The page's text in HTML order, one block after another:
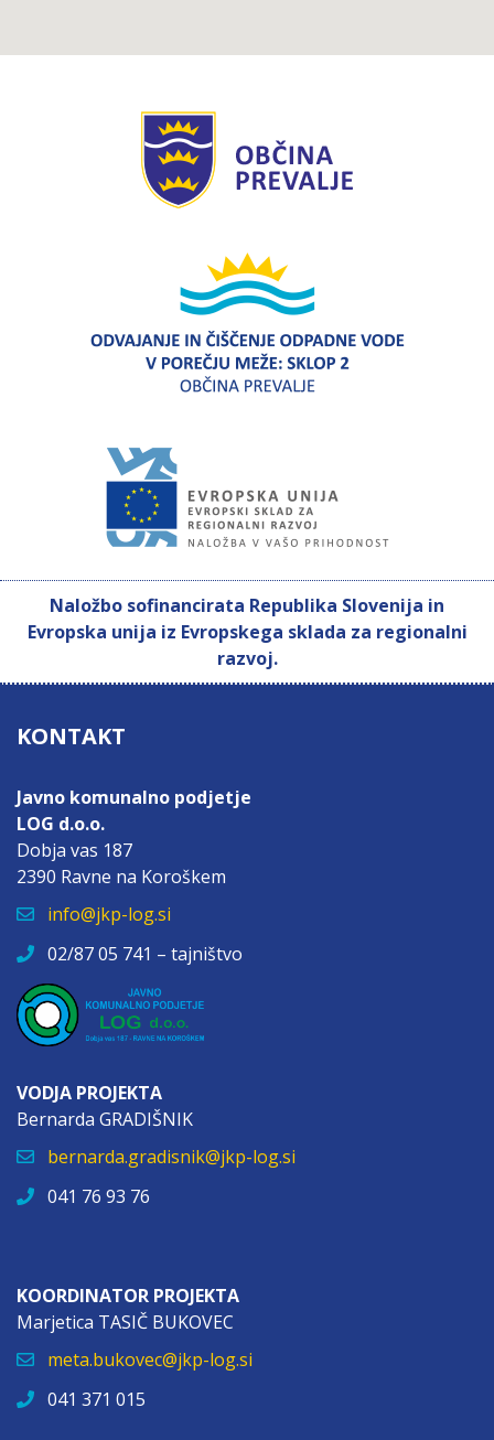
Naložbo sofinancirata Republika Slovenija in
Evropska unija iz Evropskega sklada za regionalni
razvoj.
KONTAKT
Javno komunalno podjetje
Dobja vas 187
info@jkp-log.si
02/87 05 741 – tajništvo
VODJA PROJEKTA
Bernarda GRADIŠNIK
bernarda.gradisnik@jkp-log.si
041 76 93 76
Marjetica TASIČ BUKOVEC
041 371 015
Republika Slovenija in Evropska unija
iz Evropskega sklada za regionalni razvoj.